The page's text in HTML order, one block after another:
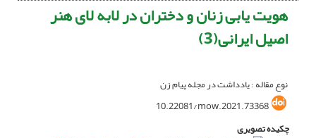
هویت یابی زنان و دختران در لابه لای هنر
اصیل ایرانی(3)
نوع مقاله : یادداشت در مجله پیام زن
10.22081/mow.2021.73368
چکیده تصویری